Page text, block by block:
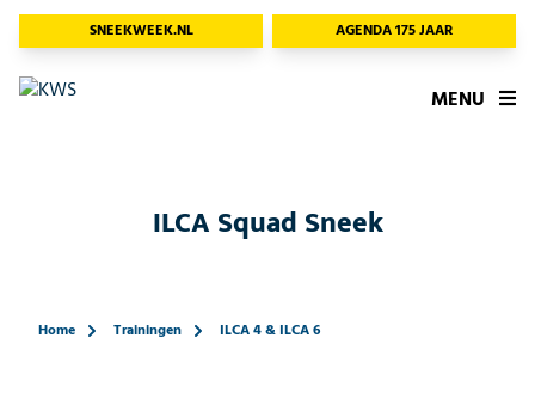
SNEEKWEEK.NL AGENDA 175 JAAR
MENU
ILCA Squad Sneek
Home Trainingen ILCA 4 & ILCA 6